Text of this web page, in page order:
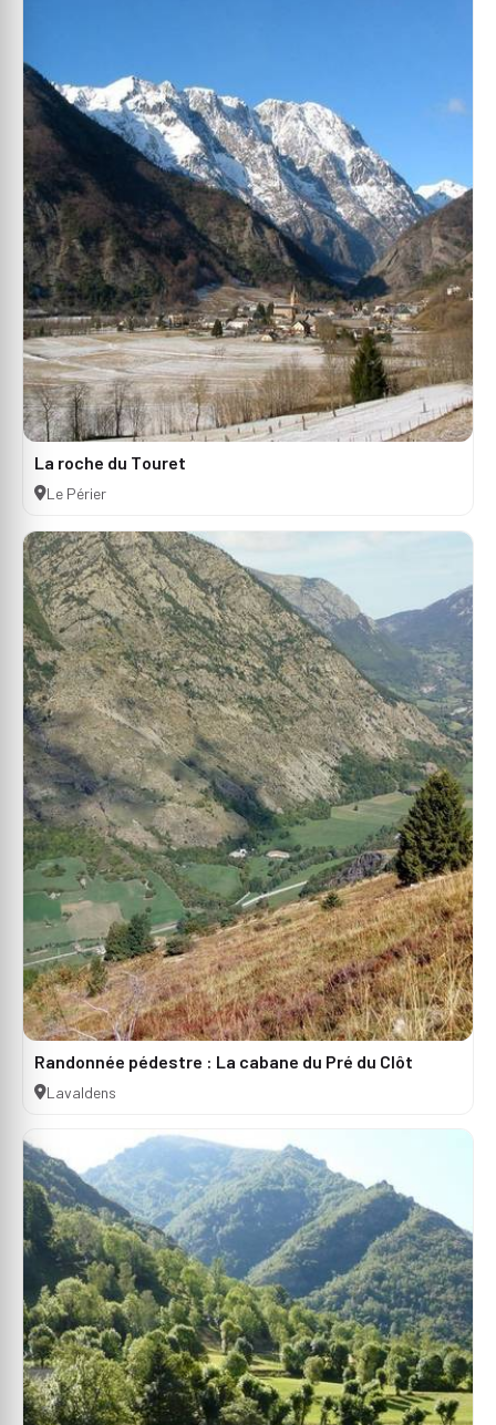
La roche du Touret
Le Périer
Randonnée pédestre : La cabane du Pré du Clôt
Lavaldens